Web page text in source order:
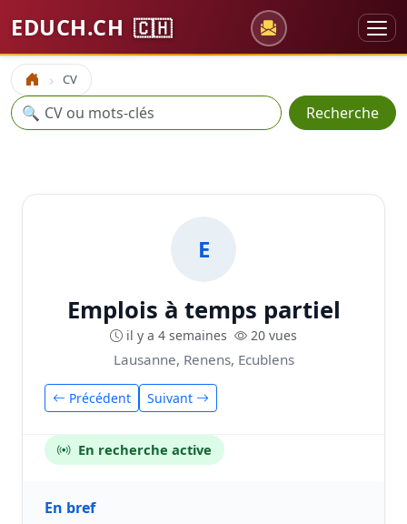
EDUCH.CH 🇨🇭
Accueil CV
Recherche
🔍 Recherche
E
Emplois à temps partiel
il y a 4 semaines 20 vues
Lausanne, Renens, Ecublens
Précédent Suivant
En recherche active
En bref